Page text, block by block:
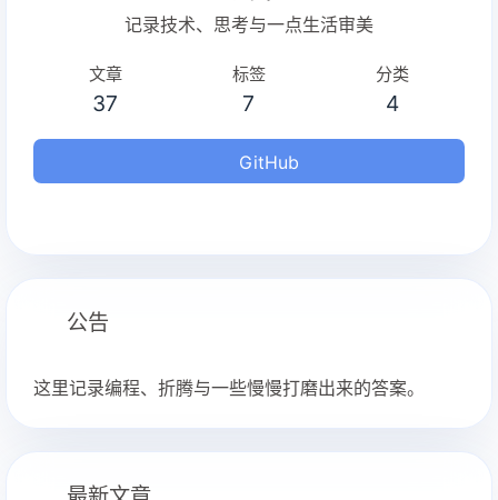
记录技术、思考与一点生活审美
文章
37
标签
7
分类
4
GitHub
公告
这里记录编程、折腾与一些慢慢打磨出来的答案。